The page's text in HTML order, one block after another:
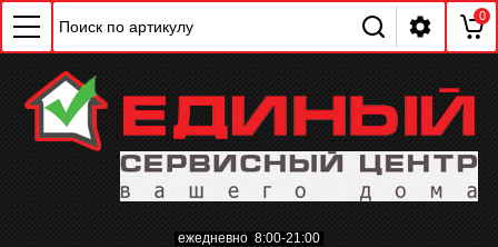
0
ежедневно 8:00-21:00
ChatApp
online